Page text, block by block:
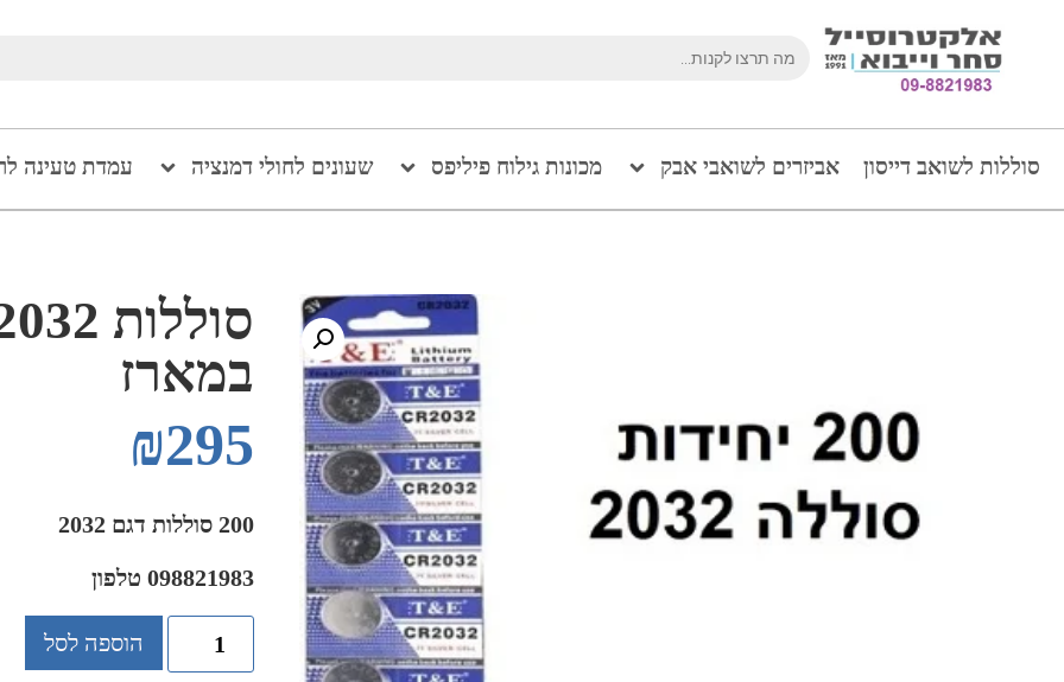
סוללות לשואב דייסון אביזרים לשואבי אבק מכונות גילוח פיליפס שעונים לחולי דמנציה עמדת טעינה
במארז
₪295
200 סוללות דגם 2032
098821983 טלפון
הוספה לסל